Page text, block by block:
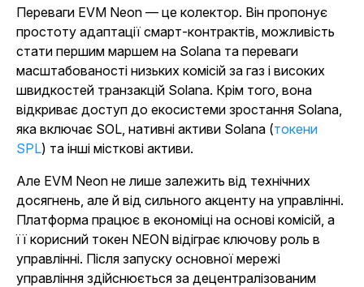
Переваги EVM Neon — це колектор. Він пропонує
простоту адаптації смарт-контрактів, можливість
стати першим маршем на Solana та переваги
масштабованості низьких комісій за газ і високих
швидкостей транзакцій Solana. Крім того, вона
відкриває доступ до екосистеми зростання Solana,
яка включає SOL, нативні активи Solana (токени
SPL) та інші місткові активи.
Але EVM Neon не лише залежить від технічних
досягнень, але й від сильного акценту на управлінні.
Платформа працює в економіці на основі комісій, а
її корисний токен NEON відіграє ключову роль в
управлінні. Після запуску основної мережі
управління здійснюється за децентралізованим